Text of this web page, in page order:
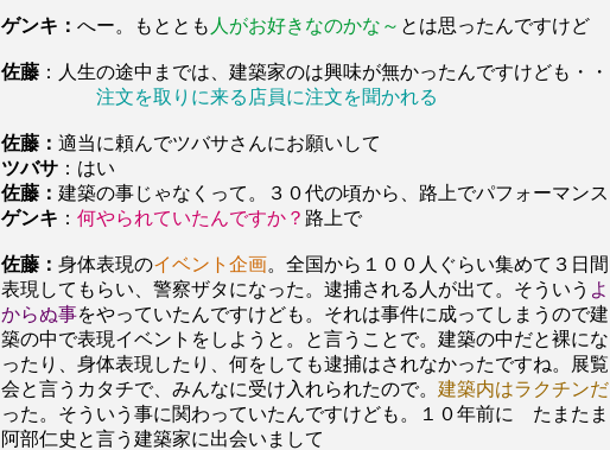
ゲンキ： へー。もととも 人がお好きなのかな～ とは思ったんですけど
佐藤 ：人生の途中までは、建築家のは興味が無かったんですけども・・
注文を取りに来る店員に注文を聞かれる
佐藤： 適当に頼んでツバサさんにお願いして
ツバサ ：はい
佐藤： 建築の事じゃなくって。３０代の頃から、路上でパフォーマンス
ゲンキ ： 何やられていたんですか？ 路上で
佐藤： 身体表現のイベント企画。全国から１００人ぐらい集めて３日間
表現してもらい、警察ザタになった。逮捕される人が出て。そういう よ
からぬ事をやっていたんですけども。それは事件に成ってしまうので建
築の中で表現イベントをしようと。と言うことで。建築の中だと裸にな
ったり、身体表現したり、何をしても逮捕はされなかったですね。展覧
会と言うカタチで、みんなに受け入れられたので。 建築内はラクチンだ
った。そういう事に関わっていたんですけども。１０年前に たまたま
阿部仁史と言う建築家に出会いまして